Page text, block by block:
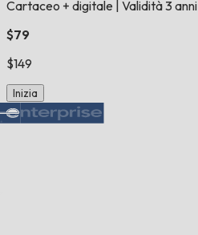
Cartaceo + digitale Validità 3 anni
$79
$149
Inizia